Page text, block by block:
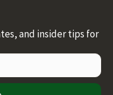
and insider tips for